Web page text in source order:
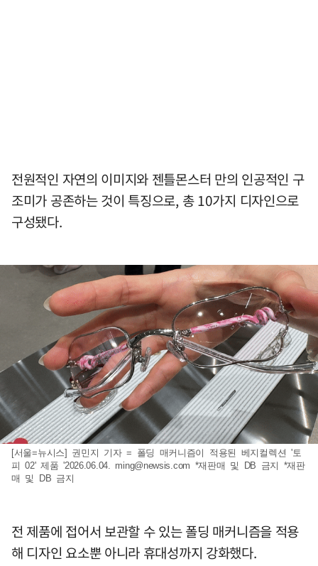
전원적인 자연의 이미지와 젠틀몬스터 만의 인공적인 구
조미가 공존하는 것이 특징으로, 총 10가지 디자인으로
구성됐다.
[서울=뉴시스] 권민지 기자 = 폴딩 매커니즘이 적용된 베지컬렉션 '토
피 02' 제품 '2026.06.04. ming@newsis.com *재판매 및 DB 금지 *재판
매 및 DB 금지
전 제품에 접어서 보관할 수 있는 폴딩 매커니즘을 적용
해 디자인 요소뿐 아니라 휴대성까지 강화했다.